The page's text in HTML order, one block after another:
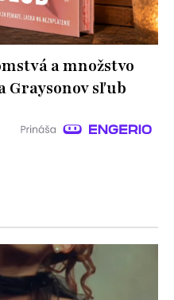
a množstvo
Graysonov sľub